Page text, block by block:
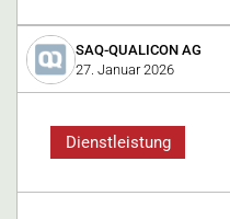
SAQ-QUALICON AG
27. Januar 2026
Dienstleistung